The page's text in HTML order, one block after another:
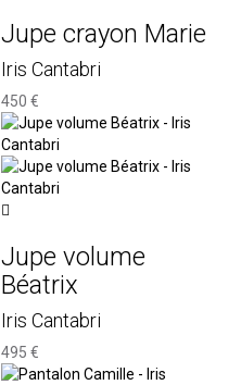
Jupe crayon Marie
Iris Cantabri
450 €
Jupe volume
Béatrix
Iris Cantabri
495 €